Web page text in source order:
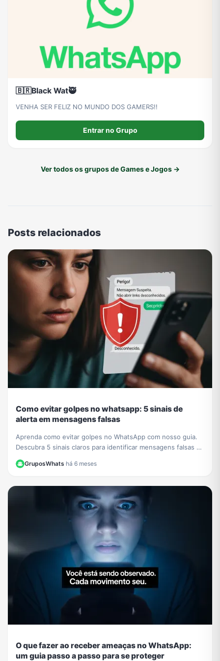
🇧🇷Black Wat🥷
VENHA SER FELIZ NO MUNDO DOS GAMERS!!
Entrar no Grupo
Ver todos os grupos de Games e Jogos →
Posts relacionados
Como evitar golpes no whatsapp: 5 sinais de
alerta em mensagens falsas
Aprenda como evitar golpes no WhatsApp com nosso guia.
Descubra 5 sinais claros para identificar mensagens falsas e
proteger seus dados de criminosos.
GruposWhats·há 6 meses
O que fazer ao receber ameaças no WhatsApp:
um guia passo a passo para se proteger